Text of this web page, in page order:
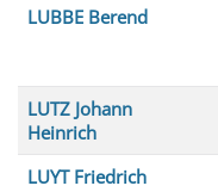
LUBBE Berend
LUTZ Johann
Heinrich
LUYT Friedrich